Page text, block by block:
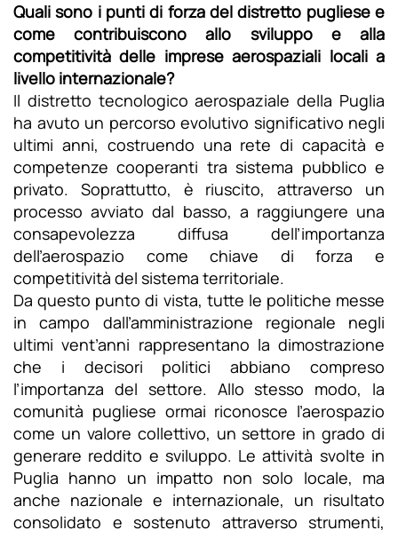
Quali sono i punti di forza del distretto pugliese e
come contribuiscono allo sviluppo e alla
competitività delle imprese aerospaziali locali a
livello internazionale?
Il distretto tecnologico aerospaziale della Puglia
ha avuto un percorso evolutivo significativo negli
ultimi anni, costruendo una rete di capacità e
competenze cooperanti tra sistema pubblico e
privato. Soprattutto, è riuscito, attraverso un
processo avviato dal basso, a raggiungere una
consapevolezza diffusa dell’importanza
dell’aerospazio come chiave di forza e
competitività del sistema territoriale.
Da questo punto di vista, tutte le politiche messe
in campo dall’amministrazione regionale negli
ultimi vent’anni rappresentano la dimostrazione
che i decisori politici abbiano compreso
l’importanza del settore. Allo stesso modo, la
comunità pugliese ormai riconosce l’aerospazio
come un valore collettivo, un settore in grado di
generare reddito e sviluppo. Le attività svolte in
Puglia hanno un impatto non solo locale, ma
anche nazionale e internazionale, un risultato
consolidato e sostenuto attraverso strumenti,